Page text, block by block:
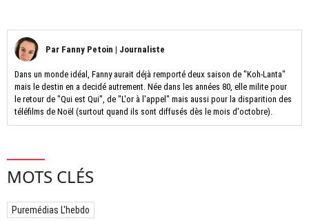
Par Fanny Petoin | Journaliste
Dans un monde idéal, Fanny aurait déjà remporté deux saison de "Koh-Lanta"
mais le destin en a decidé autrement. Née dans les années 80, elle milite pour
le retour de "Qui est Qui", de "L'or à l'appel" mais aussi pour la disparition des
téléfilms de Noël (surtout quand ils sont diffusés dès le mois d'octobre).
MOTS CLÉS
Puremédias L'hebdo